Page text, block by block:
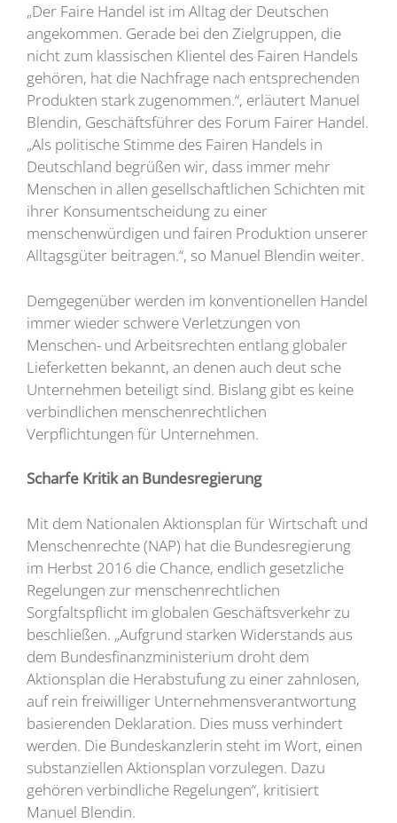
„Der Faire Handel ist im Alltag der Deutschen
angekommen. Gerade bei den Zielgruppen, die
nicht zum klassischen Klientel des Fairen Handels
gehören, hat die Nachfrage nach entsprechenden
Produkten stark zugenommen.“, erläutert Manuel
Blendin, Geschäftsführer des Forum Fairer Handel.
„Als politische Stimme des Fairen Handels in
Deutschland begrüßen wir, dass immer mehr
Menschen in allen gesellschaftlichen Schichten mit
ihrer Konsumentscheidung zu einer
menschenwürdigen und fairen Produktion unserer
Alltagsgüter beitragen.“, so Manuel Blendin weiter.
Demgegenüber werden im konventionellen Handel
immer wieder schwere Verletzungen von
Menschen- und Arbeitsrechten entlang globaler
Lieferketten bekannt, an denen auch deut sche
Unternehmen beteiligt sind. Bislang gibt es keine
verbindlichen menschenrechtlichen
Verpflichtungen für Unternehmen.
Scharfe Kritik an Bundesregierung
Mit dem Nationalen Aktionsplan für Wirtschaft und
Menschenrechte (NAP) hat die Bundesregierung
im Herbst 2016 die Chance, endlich gesetzliche
Regelungen zur menschenrechtlichen
Sorgfaltspflicht im globalen Geschäftsverkehr zu
beschließen. „Aufgrund starken Widerstands aus
dem Bundesfinanzministerium droht dem
Aktionsplan die Herabstufung zu einer zahnlosen,
auf rein freiwilliger Unternehmensverantwortung
basierenden Deklaration. Dies muss verhindert
werden. Die Bundeskanzlerin steht im Wort, einen
substanziellen Aktionsplan vorzulegen. Dazu
gehören verbindliche Regelungen“, kritisiert
Manuel Blendin.